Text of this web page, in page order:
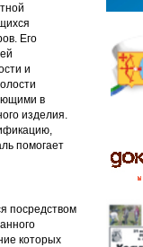
Его
и
в
изделия.
помогает
посредством
которых